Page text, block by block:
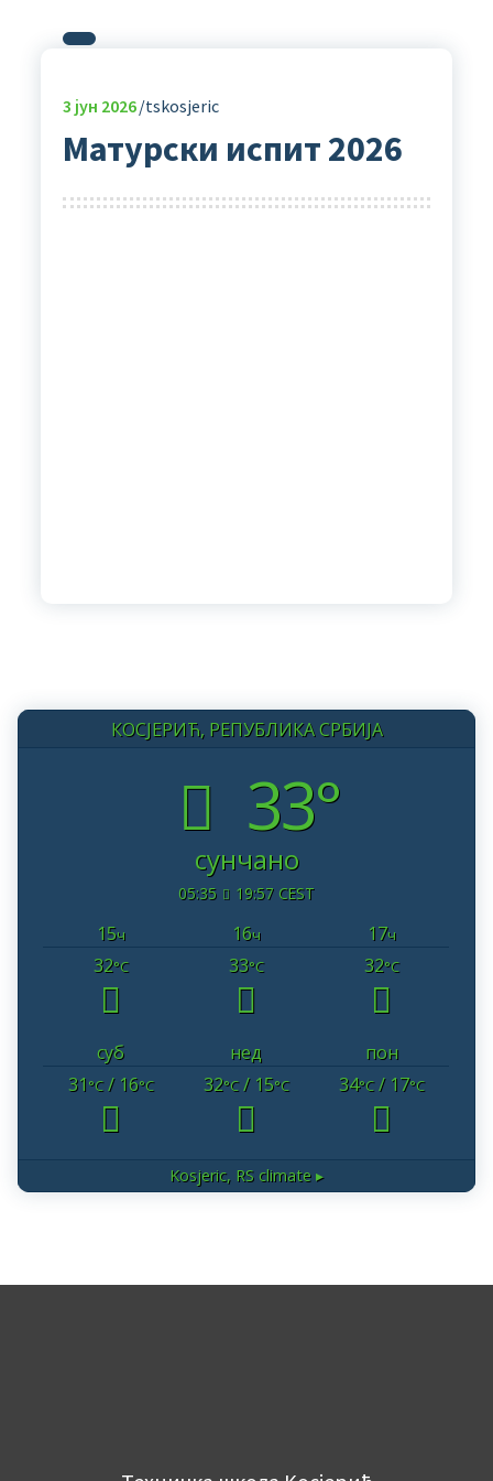
3 јун 2026 tskosjeric
Матурски испит 2026
КОСЈЕРИЋ, РЕПУБЛИКА СРБИЈА
33°
сунчано
05:35 19:57 CEST
15ч 16ч 17ч
32°C 33°C 32°C
суб нед
пон
31°C/ 16°C 32°C/ 15°C 34°C/ 17°C
Kosjeric, RS climate ▸